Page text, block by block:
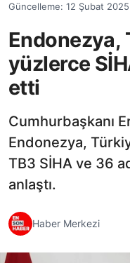
Güncelleme: 12 Şubat
Endonezya,
yüzlerce
etti
Cumhurbaşkanı
Endonezya,
TB3 SİHA ve 36
anlaştı.
Haber Merkezi